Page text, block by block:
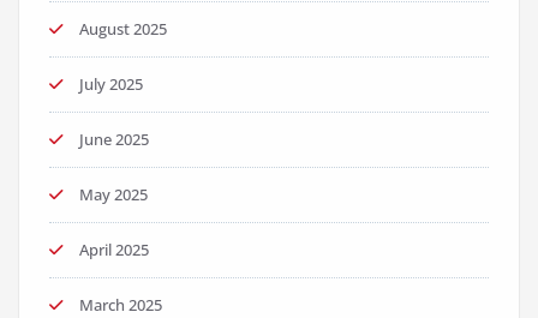
August 2025
July 2025
June 2025
May 2025
April 2025
March 2025